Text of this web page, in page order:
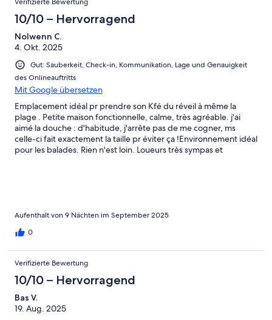
10/10 – Hervorragend
Nolwenn C.
4. Okt. 2025
Gut: Sauberkeit, Check-in, Kommunikation, Lage und Genauigkeit
des Onlineauftritts
Mit Google übersetzen
Emplacement idéal pr prendre son Kfé du réveil à même la
plage . Petite maison fonctionnelle, calme, très agréable. j'ai
aimé la douche : d'habitude, j'arrête pas de me cogner, ms
celle-ci fait exactement la taille pr éviter ça !Environnement idéal
pour les balades. Rien n'est loin. Loueurs très sympas et
Aufenthalt von 9 Nächten im September 2025
0
Verifizierte Bewertung
10/10 – Hervorragend
Bas V.
19. Aug. 2025